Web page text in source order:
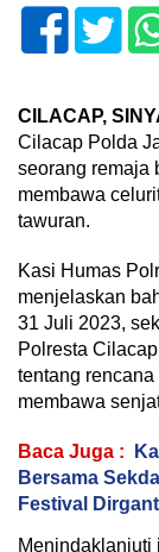
CILACAP,
Cilacap Polda
seorang remaja
membawa
tawuran.
Kasi Humas
menjelaskan
31 Juli 2023,
Polresta
tentang
membawa
Baca Juga :
Bersama
Festival
Menindaklanjuti